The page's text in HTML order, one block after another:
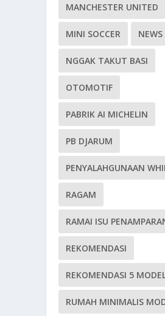
MANCHESTER UNITED
MINI SOCCER NEWS
NGGAK TAKUT BASI
OTOMOTIF
PABRIK AI MICHELIN
PB DJARUM
PENYALAHGUNAAN
RAGAM
RAMAI ISU
REKOMENDASI
REKOMENDASI 5
RUMAH MINIMALIS